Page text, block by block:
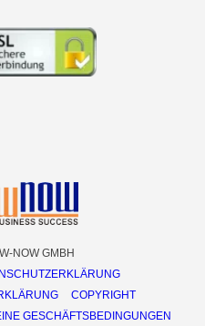
NOW GMBH
COPYRIGHT
GESCHÄFTSBEDINGUNGEN